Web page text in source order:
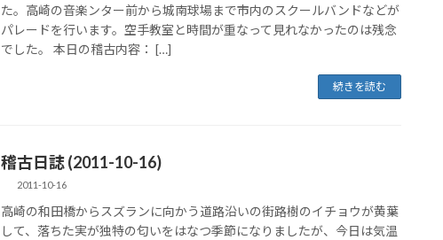
た。高崎の音楽ンター前から城南球場まで市内のスクールバンドなどが
パレードを行います。空手教室と時間が重なって見れなかったのは残念
でした。 本日の稽古内容： […]
続きを読む
稽古日誌 (2011-10-16)
2011-10-16
高崎の和田橋からスズランに向かう道路沿いの街路樹のイチョウが黄葉
して、落ちた実が独特の匂いをはなつ季節になりましたが、今日は気温